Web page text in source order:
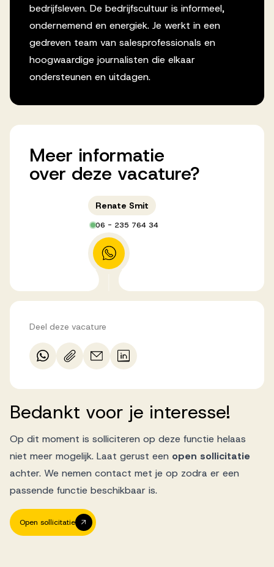
bedrijfsleven. De bedrijfscultuur is informeel,
ondernemend en energiek. Je werkt in een
gedreven team van salesprofessionals en
hoogwaardige journalisten die elkaar
ondersteunen en uitdagen.
Meer informatie
over deze vacature?
Renate Smit
06 - 235 764 34
Deel deze vacature
Bedankt voor je interesse!
Op dit moment is solliciteren op deze functie helaas
niet meer mogelijk. Laat gerust een open sollicitatie
achter. We nemen contact met je op zodra er een
passende functie beschikbaar is.
Open sollicitatie